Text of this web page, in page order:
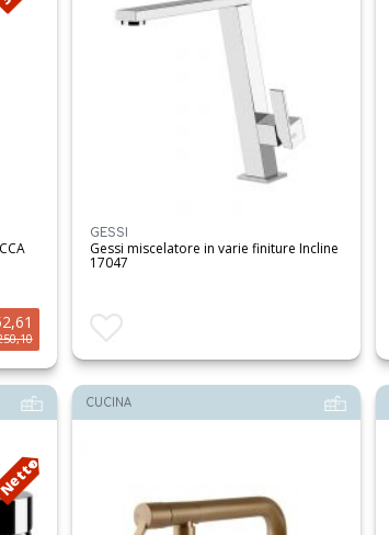
GESSI
Gessi miscelatore in varie finiture Incline
17047
Aggiungi ai preferiti
CUCINA